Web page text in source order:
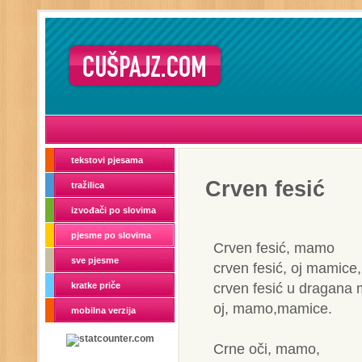
tekstovi pjesama
tražilica
izvođači po slovima
pjesme po slovima
sve pjesme
kratke priče
mobilna verzija
Crven fesić
Crven fesić, mamo
crven fesić, oj mamice,
crven fesić u dragana
oj, mamo,mamice.
Crne oči, mamo,